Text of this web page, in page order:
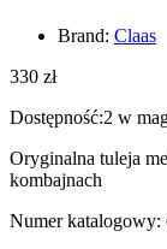
Brand: Claas
330 zł
Dostępność:2 w
Oryginalna tuleja
kombajnach
Numer katalogowy: